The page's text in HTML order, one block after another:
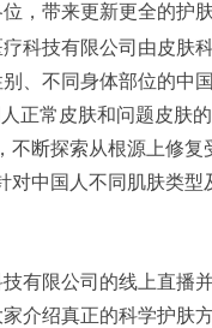
，带来更新更全的护
科技有限公司由皮肤
、不同身体部位的中
正常皮肤和问题皮肤
不断探索从根源上修
对中国人不同肌肤类
有限公司的线上直播
介绍真正的科学护肤